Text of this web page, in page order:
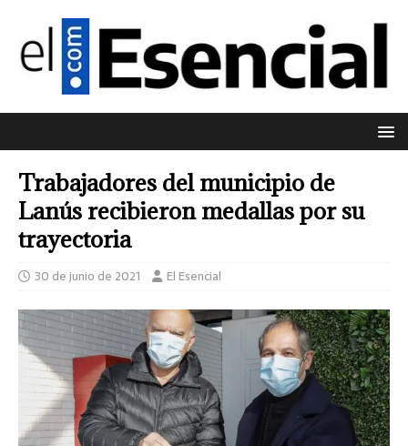
Trabajadores del municipio de
Lanús recibieron medallas por su
trayectoria
30 de junio de 2021 El Esencial